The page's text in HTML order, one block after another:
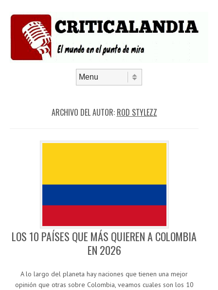
ARCHIVO DEL AUTOR: ROD STYLEZZ
LOS 10 PAÍSES QUE MÁS QUIEREN A COLOMBIA
EN 2026
A lo largo del planeta hay naciones que tienen una mejor
opinión que otras sobre Colombia, veamos cuales son los 10